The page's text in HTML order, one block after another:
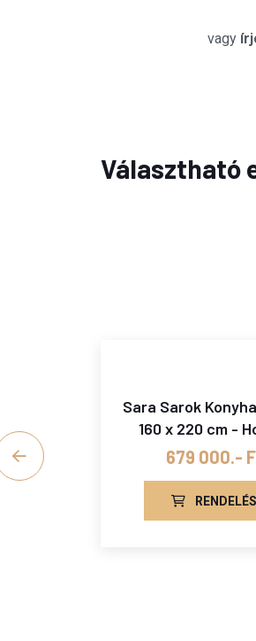
vagy
Választható
400.-
Sara Sarok
160 x 220 cm -
679 000.-
RENDELÉS